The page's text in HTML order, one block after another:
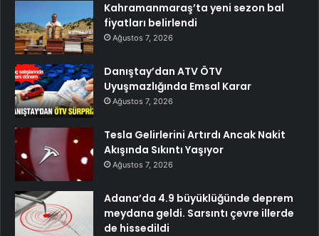
Kahramanmaraş’ta yeni sezon bal
fiyatları belirlendi
Ağustos 7, 2026
Danıştay’dan ATV ÖTV
Uyuşmazlığında Emsal Karar
Ağustos 7, 2026
Tesla Gelirlerini Artırdı Ancak Nakit
Akışında Sıkıntı Yaşıyor
Ağustos 7, 2026
Adana’da 4.9 büyüklüğünde deprem
meydana geldi. Sarsıntı çevre illerde
de hissedildi